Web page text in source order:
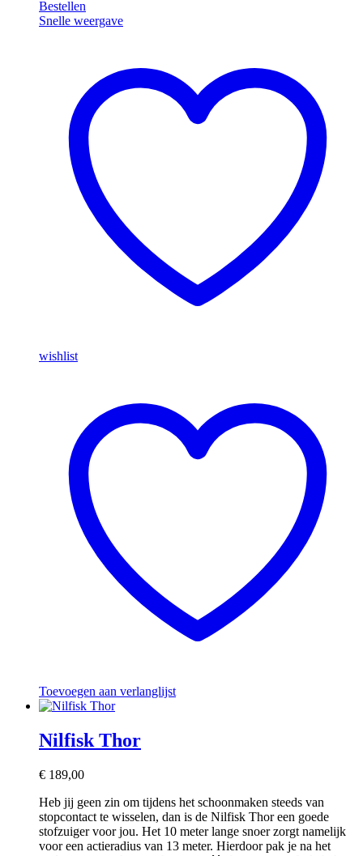
C1
PowerLine
Bestellen
Snelle weergave
wishlist
Toevoegen aan verlanglijst
Nilfisk Thor
€ 189,00
Heb jij geen zin om tijdens het schoonmaken steeds van
stopcontact te wisselen, dan is de Nilfisk Thor een goede
stofzuiger voor jou. Het 10 meter lange snoer zorgt namelijk
voor een actieradius van 13 meter. Hierdoor pak je na het